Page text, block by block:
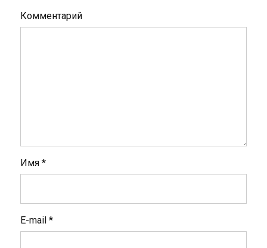
Комментарий
Имя *
E-mail *